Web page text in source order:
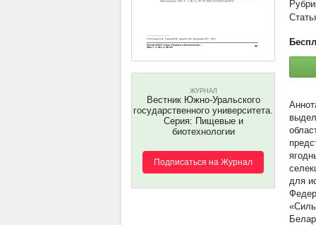
ЖУРНАЛ
Вестник Южно-Уральского
государственного университета.
Серия: Пищевые и
биотехнологии
Подписаться на Журнал
для